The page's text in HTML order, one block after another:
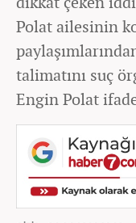
Polat ailesinin
talimatını suç
Engin Polat